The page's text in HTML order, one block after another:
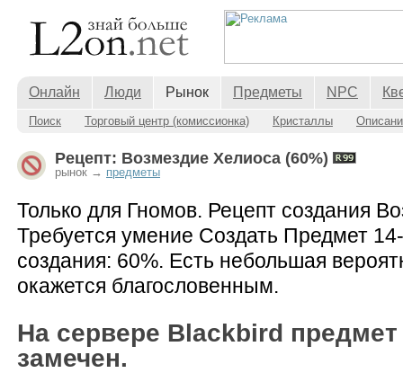
Онлайн Люди Рынок Предметы NPC
Поиск Торговый центр (комиссионка) Кристаллы
Рецепт: Возмездие Хелиоса (60%)
рынок → предметы
Только для Гномов. Рецепт создания
Требуется умение Создать Предмет
создания: 60%. Есть небольшая
окажется благословенным.
На сервере Blackbird предмет
замечен.